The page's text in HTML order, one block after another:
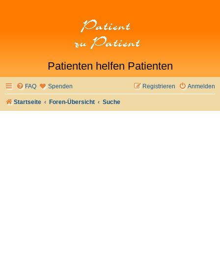
Patienten helfen Patienten
FAQ Spenden Anmelden
Registrieren
Startseite Foren-Übersicht Suche